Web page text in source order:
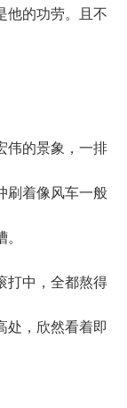
他的功劳。且不
的景象，一排
刷着像风车一般
中，全都熬得
处，欣然看着即